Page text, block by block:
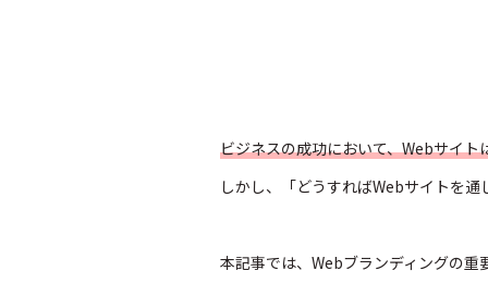
ビジネスの成功において、Webサイ
しかし、「どうすればWebサイトを
本記事では、Webブランディングの重